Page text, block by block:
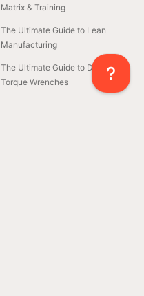
Matrix & Training
The Ultimate Guide to Lean
Manufacturing
The Ultimate Guide to Digital
Torque Wrenches